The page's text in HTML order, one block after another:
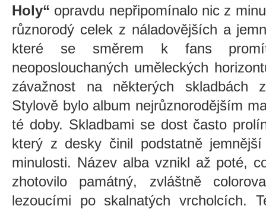
Holy“ opravdu nepřipomínalo nic z
různorodý celek z náladovějších a
které se směrem k fans
neoposlouchaných uměleckých
závažnost na některých skladbách
Stylově bylo album nejrůznorodějším
té doby. Skladbami se dost často
který z desky činil podstatně
minulosti. Název alba vznikl až poté,
zhotovilo památný, zvláštně
lezoucími po skalnatých vrcholcích.